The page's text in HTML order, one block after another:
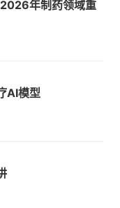
年制药领域重
AI模型